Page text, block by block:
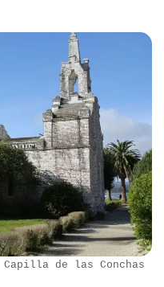
de las Conchas